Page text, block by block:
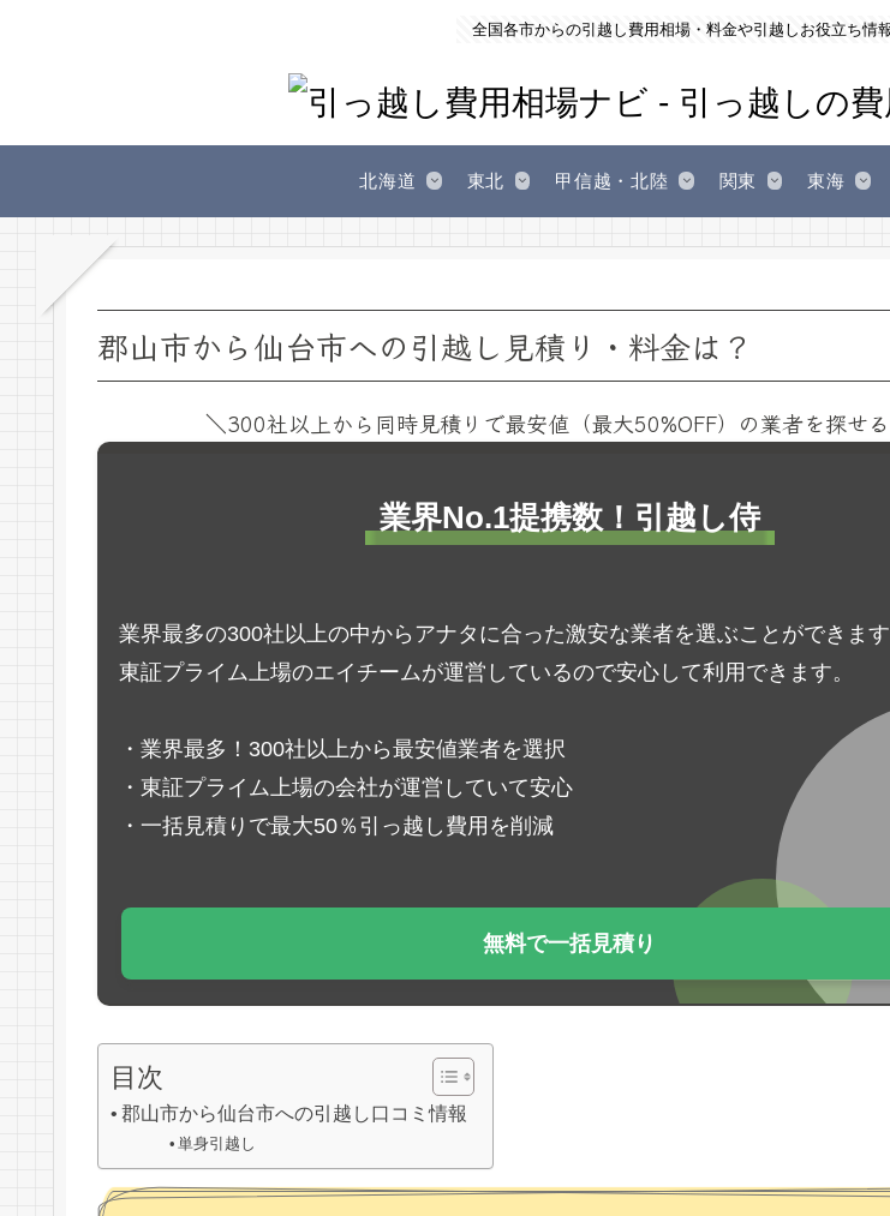
全国各市からの引越し費用相場・料金や引越しお役立ち情
北海道 東北 甲信越・北陸 関東 東海
郡山市から仙台市への引越し見積り・料金は？
＼300社以上から同時見積りで最安値（最大50%OFF）の業者を探せ
業界No.1提携数！引越し侍
業界最多の300社以上の中からアナタに合った激安な業者を選ぶことができます
東証プライム上場のエイチームが運営しているので安心して利用できます。
・業界最多！300社以上から最安値業者を選択
・東証プライム上場の会社が運営していて安心
・一括見積りで最大50％引っ越し費用を削減
無料で一括見積り
目次
郡山市から仙台市への引越し口コミ情報
単身引越し